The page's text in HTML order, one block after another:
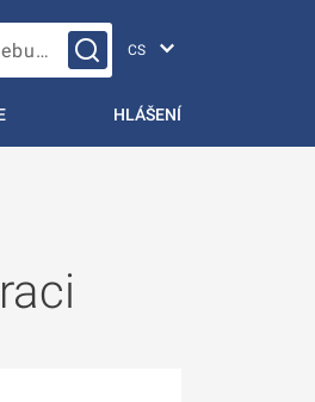
Vyhledávání na webu…
HLÁŠENÍ